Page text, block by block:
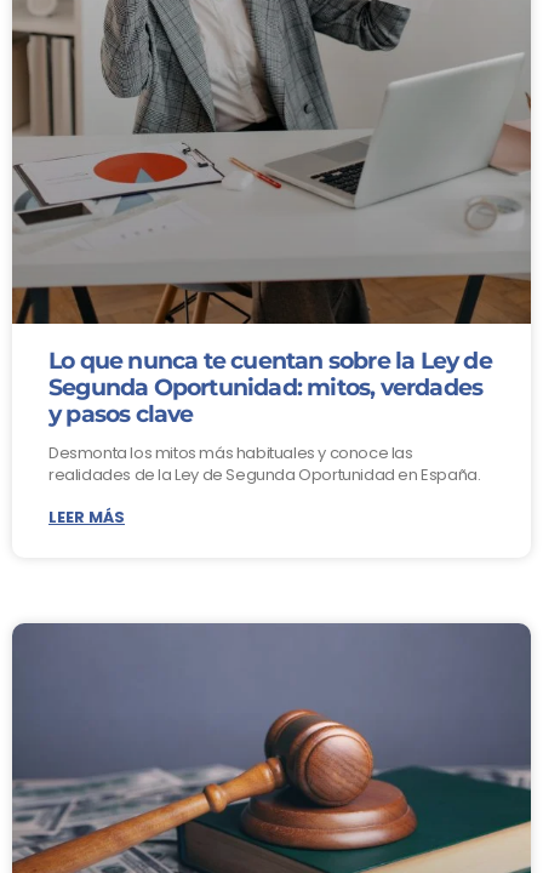
Lo que nunca te cuentan sobre la Ley de
Segunda Oportunidad: mitos, verdades
y pasos clave
Desmonta los mitos más habituales y conoce las
realidades de la Ley de Segunda Oportunidad en España.
LEER MÁS